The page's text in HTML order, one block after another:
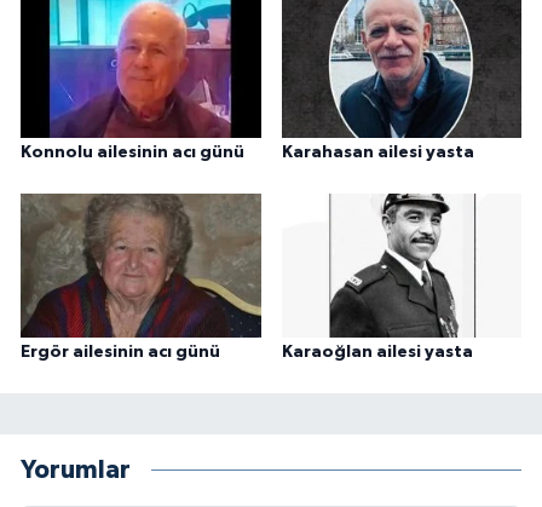
Konnolu ailesinin acı günü Karahasan ailesi yasta
Ergör ailesinin acı günü Karaoğlan ailesi yasta
Yorumlar